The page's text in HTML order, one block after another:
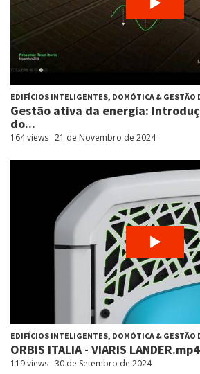
EDIFÍCIOS INTELIGENTES, DOMÓTICA & GESTÃO
Gestão ativa da energia:
do...
164 views 21 de Novembro de 2024
EDIFÍCIOS INTELIGENTES, DOMÓTICA & GESTÃO
ORBIS ITALIA - VIARIS LANDER.mp4
119 views 30 de Setembro de 2024